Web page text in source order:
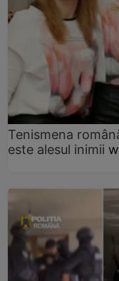
Tenismena
este alesul inimii